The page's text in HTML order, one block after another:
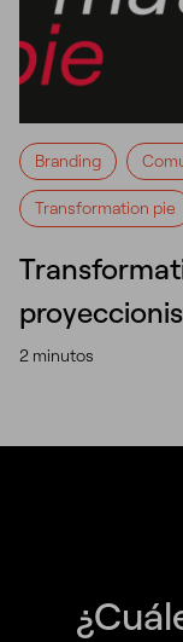
Branding
Transformation pie
2 minutos